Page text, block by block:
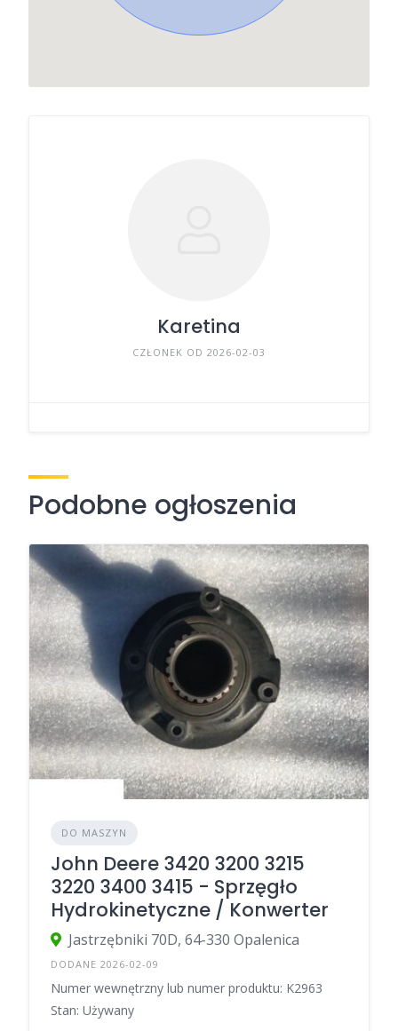
Karetina
CZŁONEK OD 2026-02-03
Podobne ogłoszenia
DO MASZYN
John Deere 3420 3200 3215
3220 3400 3415 - Sprzęgło
Hydrokinetyczne / Konwerter
Jastrzębniki 70D, 64-330 Opalenica
DODANE 2026-02-09
Numer wewnętrzny lub numer produktu: K2963
Stan: Używany